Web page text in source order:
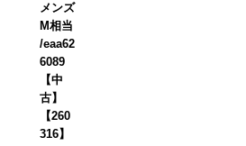
メンズ
M相当
/eaa62
6089
【中
古】
【260
316】